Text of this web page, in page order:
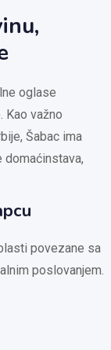
oglase
Kao važno
Šabac ima
domaćinstava,
povezane sa
poslovanjem.